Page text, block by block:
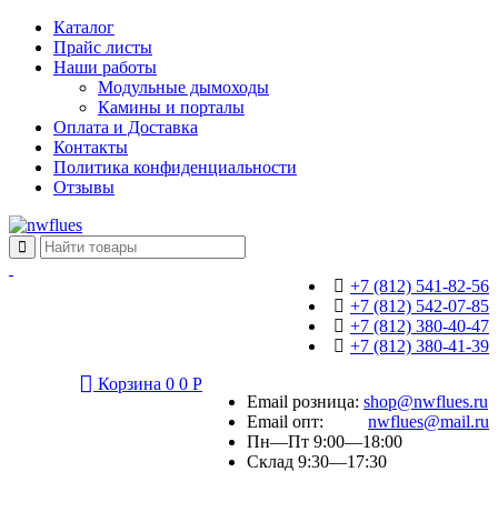
Каталог
Прайс листы
Наши работы
Модульные дымоходы
Камины и порталы
Оплата и Доставка
Контакты
Политика конфиденциальности
Отзывы
+7 (812) 541-82-56
+7 (812) 542-07-85
+7 (812) 380-40-47
+7 (812) 380-41-39
Email розница: shop@nwflues.ru
Email опт: nwflues@mail.ru
Пн—Пт 9:00—18:00
Склад 9:30—17:30
Корзина 0 0 Р